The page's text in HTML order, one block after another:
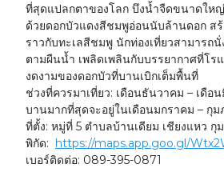
ที่สุดแปลกตาของโลก บึงน้ำจืดขนาดให
ด้วยดอกบัวแดงสีชมพูอ่อนนับล้านดอก ส
ราวกับทะเลสีชมพู นักท่องเที่ยวสามารถนั่
ตามผืนน้ำ เพลิดเพลินกับบรรยากาศที่โ
งดงามของดอกบัวที่บานเบิกเต็มพื้นที่
ช่วงที่ควรมาเที่ยว: เดือนธันวาคม – เดือ
บานมากที่สุดจะอยู่ในเดือนมกราคม – กุม
ที่ตั้ง: หมู่ที่ 5 ตำบลบ้านเดียม เชียงแหว กุ
พิกัด: https://maps.app.goo.gl/
เบอร์ติดต่อ: 089-395-0871